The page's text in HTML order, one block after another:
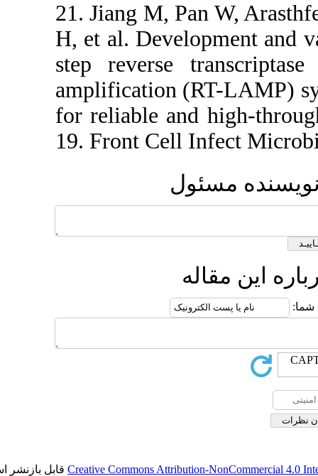
21. Jiang M,
H, et al.
step reverse
amplification
for reliable
19. Front Cell
Creative Commonsقابل بازنشر است.